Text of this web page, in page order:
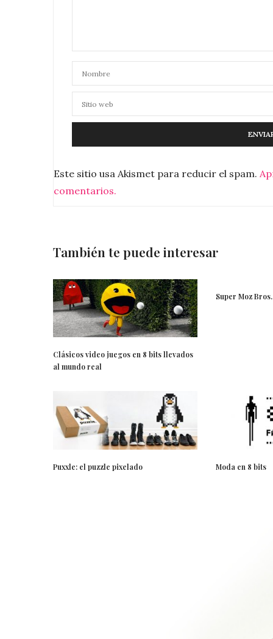
Este sitio usa Akismet para reducir el spam.
comentarios.
También te puede interesar
Clásicos video juegos en 8 bits llevados
al mundo real
Super Moz Bros.
Puxxle: el puzzle pixelado Moda en 8 bits